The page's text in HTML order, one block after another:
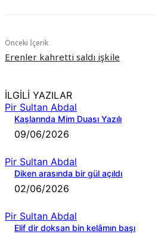
Önceki İçerik
Erenler kahretti saldı işkile
İLGİLİ YAZILAR
Pir Sultan Abdal
Kaşlarında Mim Duası Yazılı
09/06/2026
Pir Sultan Abdal
Diken arasında bir gül açıldı
02/06/2026
Pir Sultan Abdal
Elif dir doksan bin kelâmın başı